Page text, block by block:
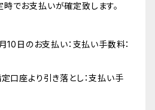
でお支払いが確定致します。
10日のお支払い：支払い手数料：
口座より引き落とし：支払い手